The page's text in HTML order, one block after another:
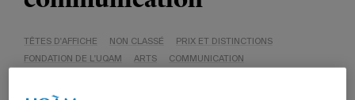
TÊTES D'AFFICHE NON CLASSÉ
PRIX ET DISTINCTIONS
FONDATION DE L'UQAM
ARTS COMMUNICATION